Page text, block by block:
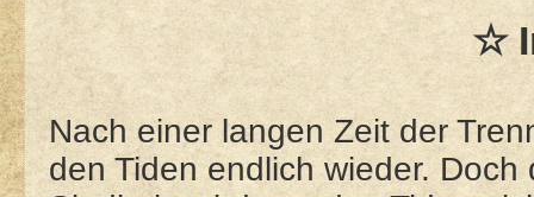
☆
Nach einer langen Zeit der
den Tiden endlich wieder.